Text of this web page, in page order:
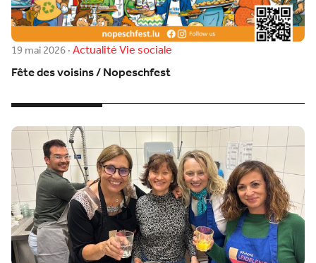
19 mai 2026·ActualitéVie sociale
Fête des voisins / Nopeschfest